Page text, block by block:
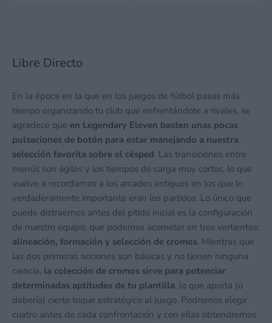
Libre Directo
En la época en la que en los juegos de fútbol pasas más
tiempo organizando tu club que enfrentándote a rivales, se
agradece que en Legendary Eleven basten unas pocas
pulsaciones de botón para estar manejando a nuestra
selección favorita sobre el césped. Las transiciones entre
menús son ágiles y los tiempos de carga muy cortos, lo que
vuelve a recordarnos a los arcades antiguos en los que lo
verdaderamente importante eran los partidos. Lo único que
puede distraernos antes del pitido inicial es la configuración
de nuestro equipo, que podemos acometer en tres vertientes:
alineación, formación y selección de cromos. Mientras que
las dos primeras acciones son básicas y no tienen ninguna
ciencia, la colección de cromos sirve para potenciar
determinadas aptitudes de tu plantilla, lo que aporta (o
debería) cierto toque estratégico al juego. Podremos elegir
cuatro antes de cada confrontación y con ellas obtendremos